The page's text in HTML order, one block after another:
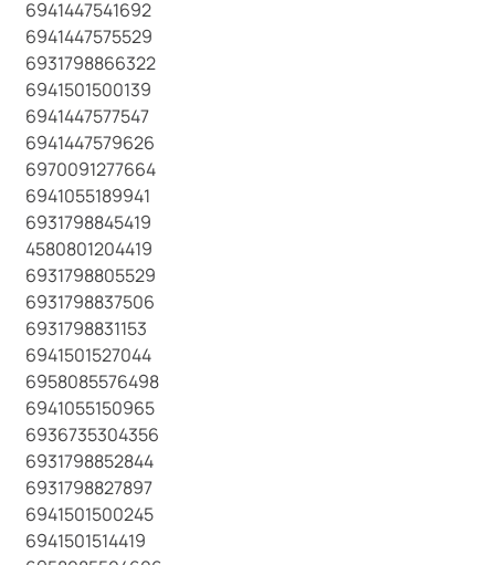
6941447541692
6941447575529
6931798866322
6941501500139
6941447577547
6941447579626
6970091277664
6941055189941
6931798845419
4580801204419
6931798805529
6931798837506
6931798831153
6941501527044
6958085576498
6941055150965
6936735304356
6931798852844
6931798827897
6941501500245
6941501514419